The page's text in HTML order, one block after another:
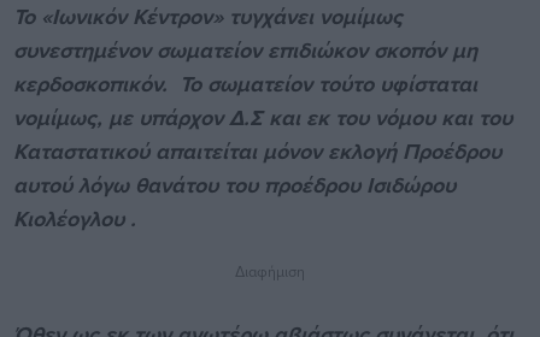
Το «Ιωνικόν Κέντρον» τυγχάνει νομίμως
συνεστημένον σωματείον επιδιώκον σκοπόν μη
κερδοσκοπικόν. Το σωματείον τούτο υφίσταται
νομίμως, με υπάρχον Δ.Σ και εκ του νόμου και του
Καταστατικού απαιτείται μόνον εκλογή Προέδρου
αυτού λόγω θανάτου του προέδρου Ισιδώρου
Κιολέογλου .
Διαφήμιση